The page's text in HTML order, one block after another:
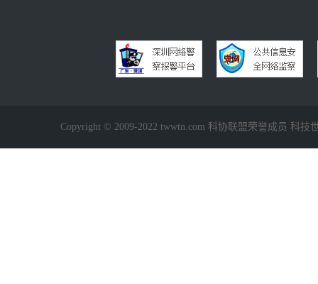
Copyright © 2009-2022 twwtn.com 科协联盟荣誉成员 科